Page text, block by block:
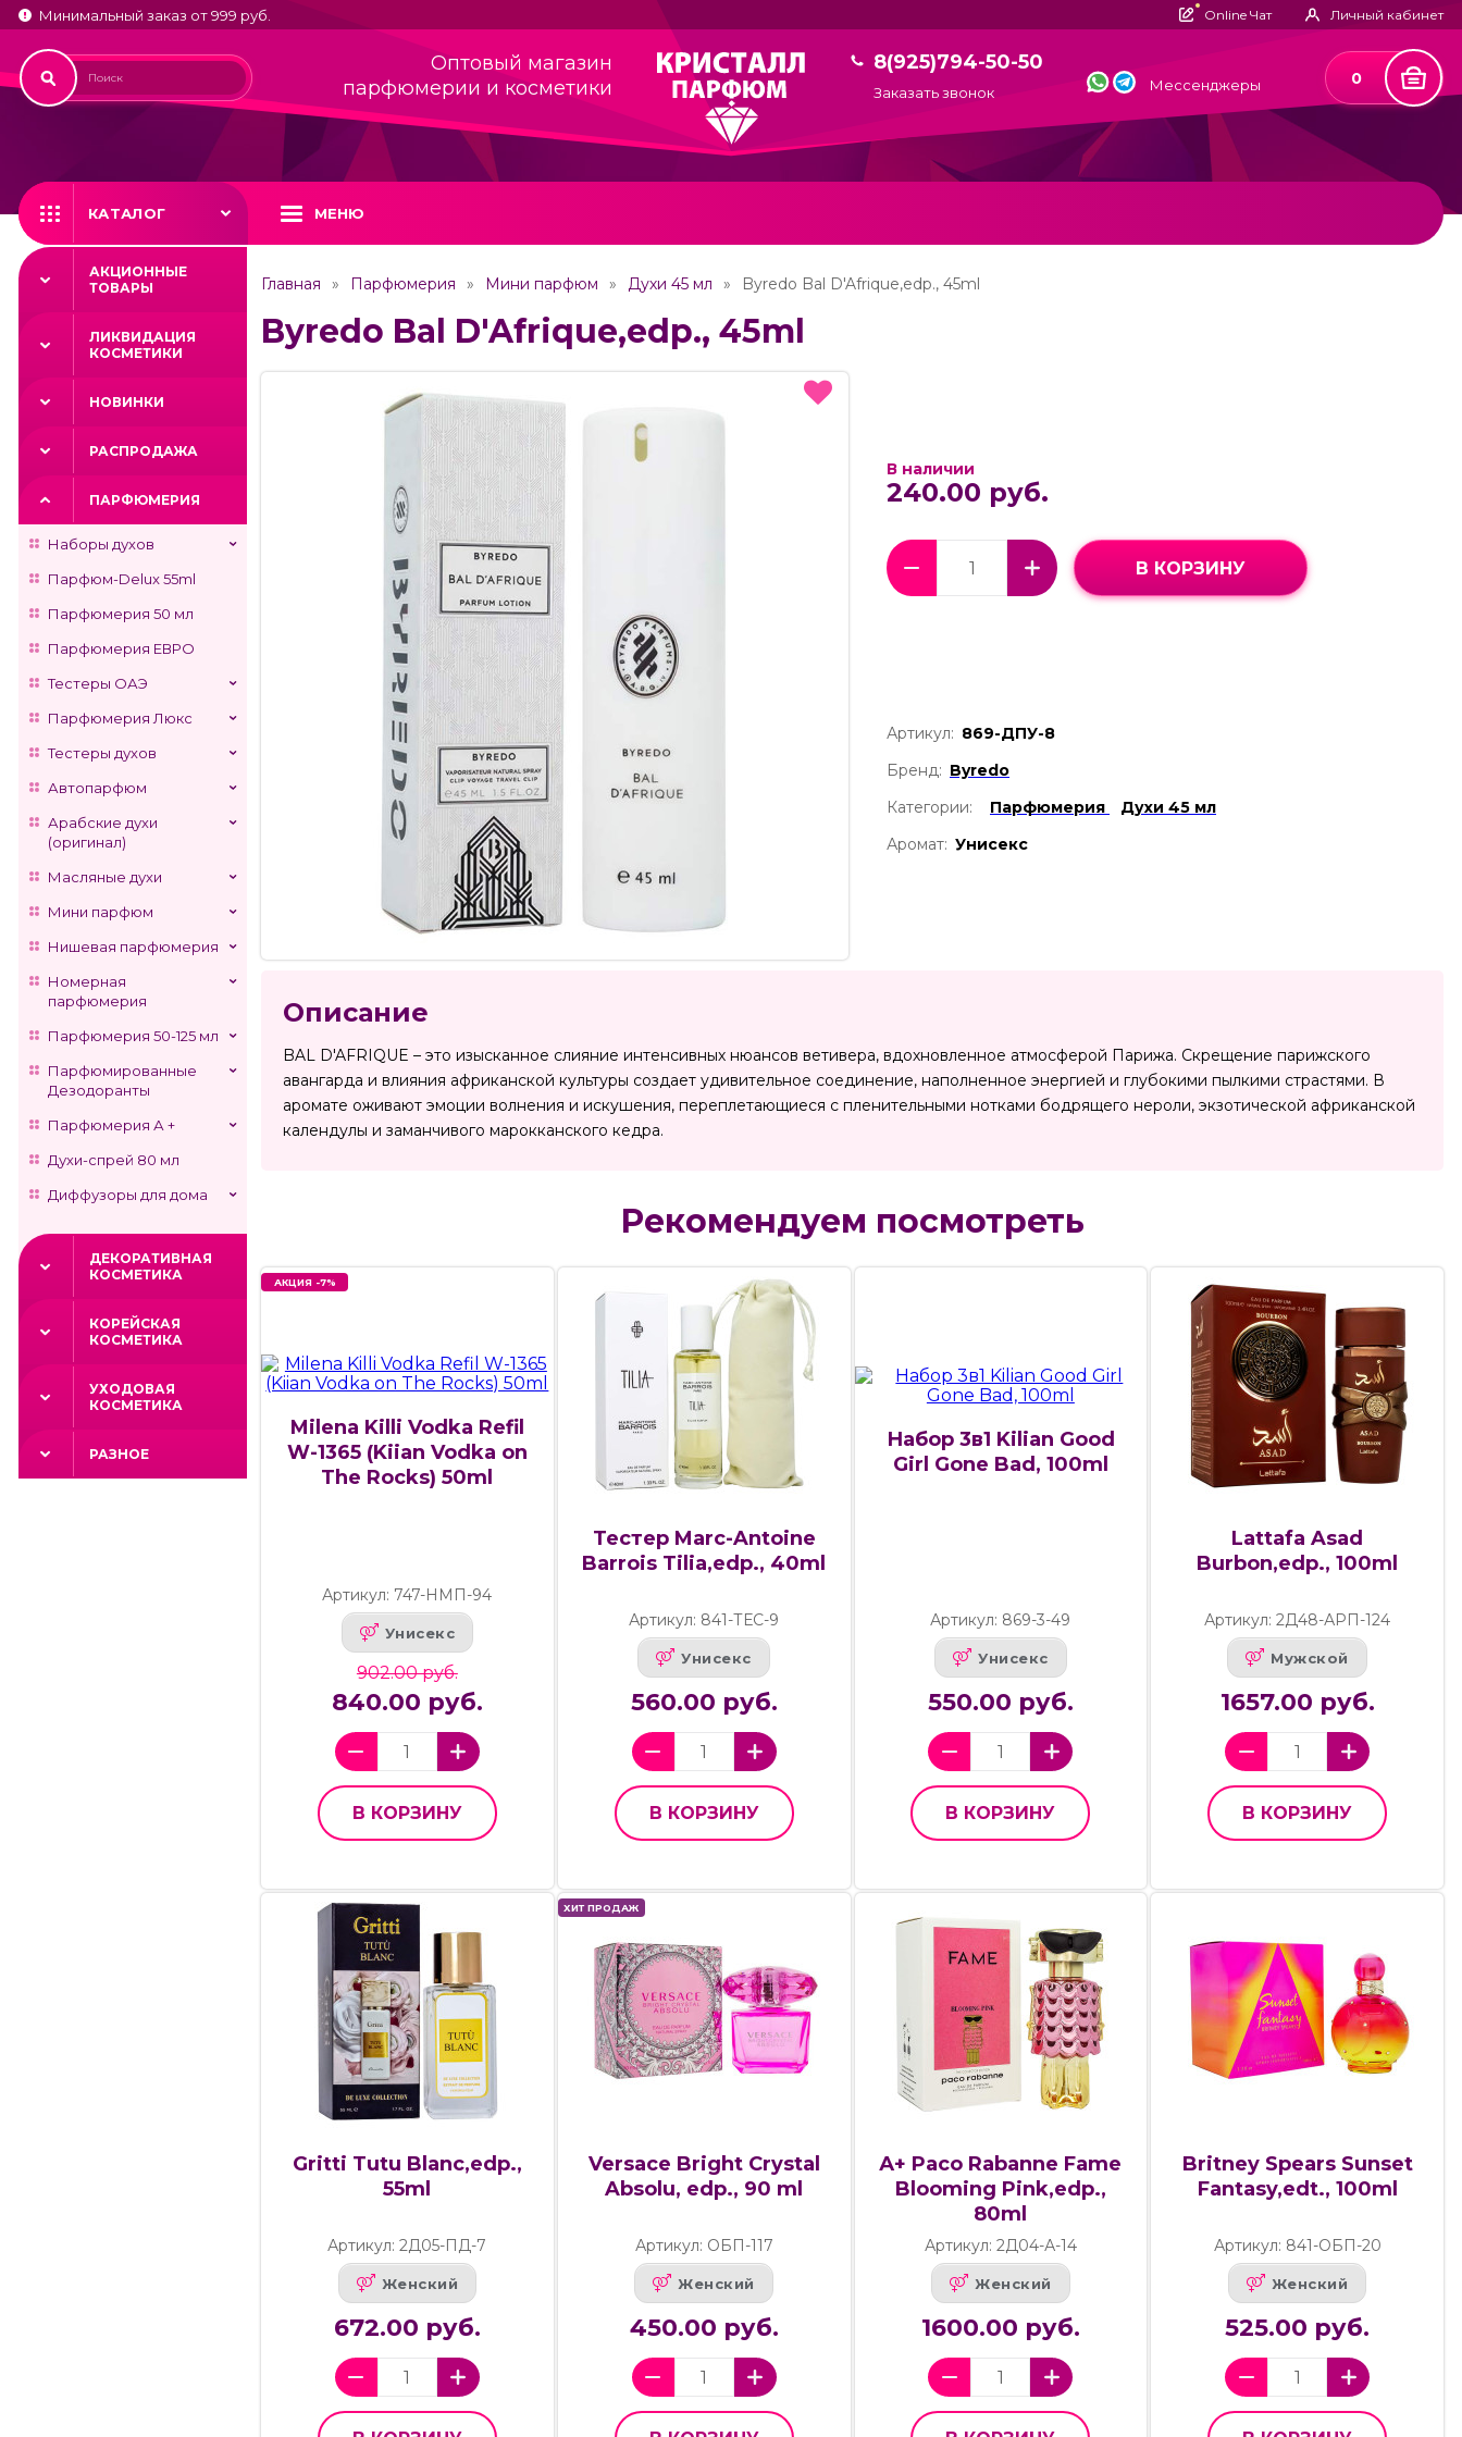
Минимальный заказ от 999 руб. Online Чат Личный кабинет
Оптовый магазин
парфюмерии и косметики
8(925)794-50-50
Заказать звонок Мессенджеры 0
КАТАЛОГ МЕНЮ
АКЦИОННЫЕ
ТОВАРЫ
ЛИКВИДАЦИЯ
КОСМЕТИКИ
НОВИНКИ
РАСПРОДАЖА
ПАРФЮМЕРИЯ
Наборы духов
Парфюм-Delux 55ml
Парфюмерия 50 мл
Парфюмерия ЕВРО
Тестеры ОАЭ
Парфюмерия Люкс
Тестеры духов
Автопарфюм
Арабские духи
(оригинал)
Масляные духи
Мини парфюм
Нишевая парфюмерия
Номерная
парфюмерия
Парфюмерия 50-125 мл
Парфюмированные
Дезодоранты
Парфюмерия А +
Духи-спрей 80 мл
Диффузоры для дома
ДЕКОРАТИВНАЯ
КОСМЕТИКА
КОРЕЙСКАЯ
КОСМЕТИКА
УХОДОВАЯ
КОСМЕТИКА
РАЗНОЕ
Главная Парфюмерия Мини парфюм Духи 45 мл Byredo Bal D'Afrique,edp., 45ml
Byredo Bal D'Afrique,edp., 45ml
В наличии
240.00 руб.
В КОРЗИНУ
Артикул: 869-ДПУ-8
Бренд: Byredo
Категории:
Парфюмерия
Духи 45 мл
Аромат: Унисекс
Описание
BAL D'AFRIQUE – это изысканное слияние интенсивных нюансов ветивера, вдохновленное атмосферой Парижа. Скрещение парижского
авангарда и влияния африканской культуры создает удивительное соединение, наполненное энергией и глубокими пылкими страстями. В
аромате оживают эмоции волнения и искушения, переплетающиеся с пленительными нотками бодрящего нероли, экзотической африканской
календулы и заманчивого марокканского кедра.
Рекомендуем посмотреть
АКЦИЯ -7%
Milena Killi Vodka Refil
W-1365 (Kiian Vodka on
The Rocks) 50ml
Артикул: 747-НМП-94
Унисекс
902.00 руб.
840.00 руб.
В КОРЗИНУ
Тестер Marc-Antoine
Barrois Tilia,edp., 40ml
Артикул: 841-ТЕС-9
Унисекс
560.00 руб.
В КОРЗИНУ
Набор 3в1 Kilian Good
Girl Gone Bad, 100ml
Артикул: 869-3-49
Унисекс
550.00 руб.
В КОРЗИНУ
Lattafa Asad
Burbon,edp., 100ml
Артикул: 2Д48-АРП-124
Мужской
1657.00 руб.
В КОРЗИНУ
Gritti Tutu Blanc,edp.,
55ml
Артикул: 2Д05-ПД-7
Женский
672.00 руб.
ХИТ ПРОДАЖ
Versace Bright Crystal
Absolu, edp., 90 ml
Артикул: ОБП-117
Женский
450.00 руб.
А+ Paco Rabanne Fame
Blooming Pink,edp.,
80ml
Артикул: 2Д04-А-14
Женский
1600.00 руб.
Britney Spears Sunset
Fantasy,edt., 100ml
Артикул: 841-ОБП-20
Женский
525.00 руб.